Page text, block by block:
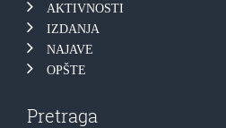
AKTIVNOSTI
IZDANJA
NAJAVE
OPŠTE
Pretraga